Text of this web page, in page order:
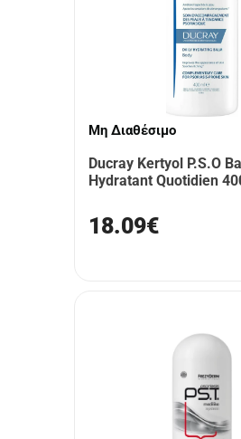
Μη Διαθέσιμο
Ducray Kertyol P.S.O
Hydratant Quotidien
18.09€